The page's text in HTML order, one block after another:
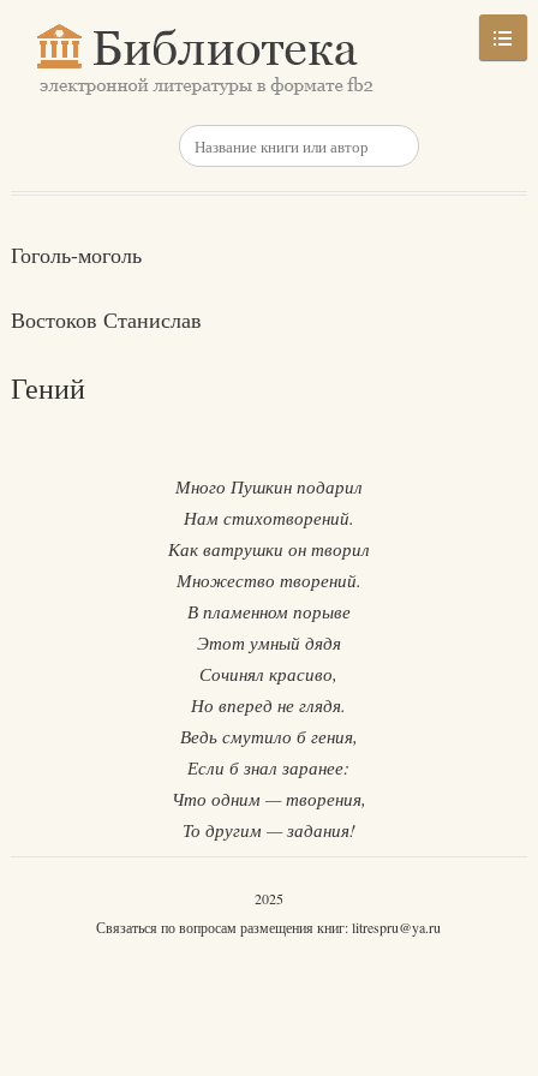
Гоголь-моголь
Востоков Станислав
Гений
Много Пушкин подарил
Нам стихотворений.
Как ватрушки он творил
Множество творений.
В пламенном порыве
Этот умный дядя
Сочинял красиво,
Но вперед не глядя.
Ведь смутило б гения,
Если б знал заранее:
Что одним — творения,
То другим — задания!
2025
Связаться по вопросам размещения книг:litrespru@ya.ru